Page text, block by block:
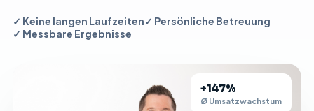
✓ Keine langen Laufzeiten✓ Persönliche Betreuung
✓ Messbare Ergebnisse
+147%
Ø Umsatzwachstum